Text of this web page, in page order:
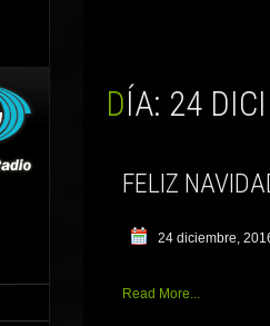
DÍA: 24
FELIZ
24 diciembre,
Read More...